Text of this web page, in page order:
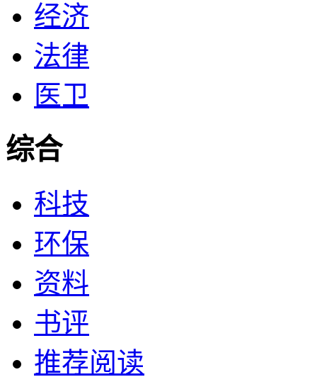
经济
法律
医卫
综合
科技
环保
资料
书评
推荐阅读